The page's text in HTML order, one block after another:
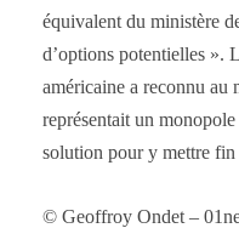
équivalent du ministère
d’options potentielles ».
américaine a reconnu au
représentait un
solution pour y mettre fin
© Geoffroy Ondet –